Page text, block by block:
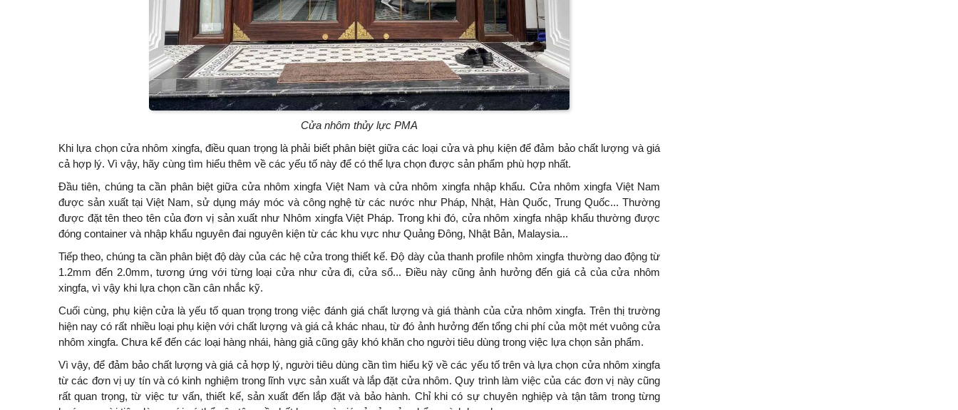
Cửa nhôm thủy lực PMA
Khi lựa chọn cửa nhôm xingfa, điều quan trọng là phải biết phân biệt giữa các loại cửa và phụ kiện để đảm bảo chất lượng và giá
cả hợp lý. Vì vậy, hãy cùng tìm hiểu thêm về các yếu tố này để có thể lựa chọn được sản phẩm phù hợp nhất.
Đầu tiên, chúng ta cần phân biệt giữa cửa nhôm xingfa Việt Nam và cửa nhôm xingfa nhập khẩu. Cửa nhôm xingfa Việt Nam
được sản xuất tại Việt Nam, sử dụng máy móc và công nghệ từ các nước như Pháp, Nhật, Hàn Quốc, Trung Quốc... Thường
được đặt tên theo tên của đơn vị sản xuất như Nhôm xingfa Việt Pháp. Trong khi đó, cửa nhôm xingfa nhập khẩu thường được
đóng container và nhập khẩu nguyên đai nguyên kiện từ các khu vực như Quảng Đông, Nhật Bản, Malaysia...
Tiếp theo, chúng ta cần phân biệt độ dày của các hệ cửa trong thiết kế. Độ dày của thanh profile nhôm xingfa thường dao động từ
1.2mm đến 2.0mm, tương ứng với từng loại cửa như cửa đi, cửa sổ... Điều này cũng ảnh hưởng đến giá cả của cửa nhôm
xingfa, vì vậy khi lựa chọn cần cân nhắc kỹ.
Cuối cùng, phụ kiện cửa là yếu tố quan trọng trong việc đánh giá chất lượng và giá thành của cửa nhôm xingfa. Trên thị trường
hiện nay có rất nhiều loại phụ kiện với chất lượng và giá cả khác nhau, từ đó ảnh hưởng đến tổng chi phí của một mét vuông cửa
nhôm xingfa. Chưa kể đến các loại hàng nhái, hàng giả cũng gây khó khăn cho người tiêu dùng trong việc lựa chọn sản phẩm.
Vì vậy, để đảm bảo chất lượng và giá cả hợp lý, người tiêu dùng cần tìm hiểu kỹ về các yếu tố trên và lựa chọn cửa nhôm xingfa
từ các đơn vị uy tín và có kinh nghiệm trong lĩnh vực sản xuất và lắp đặt cửa nhôm. Quy trình làm việc của các đơn vị này cũng
rất quan trọng, từ việc tư vấn, thiết kế, sản xuất đến lắp đặt và bảo hành. Chỉ khi có sự chuyên nghiệp và tận tâm trong từng